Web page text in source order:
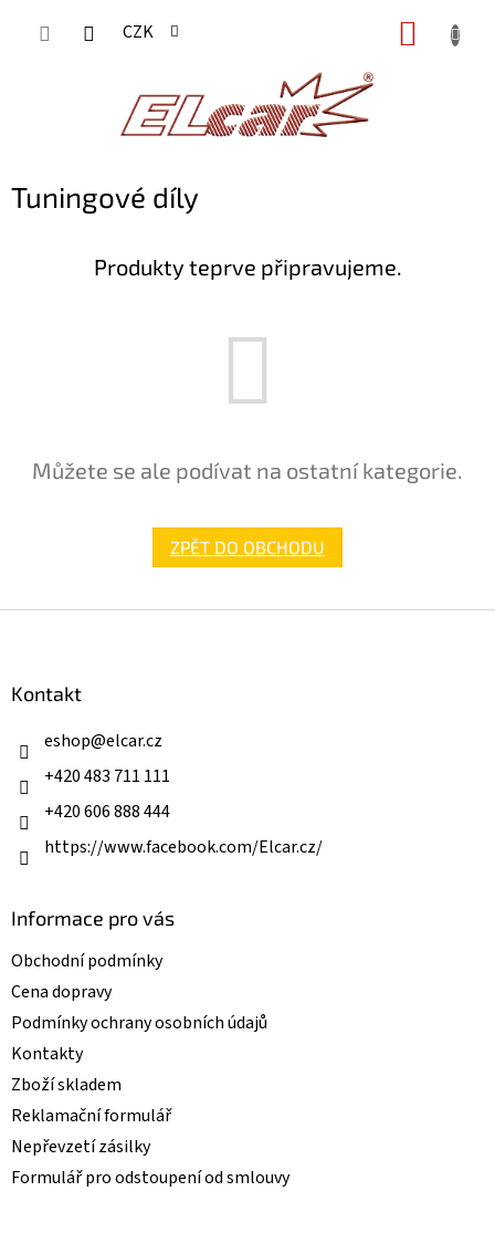
CZK
Tuningové díly
Produkty teprve připravujeme.
Můžete se ale podívat na ostatní kategorie.
ZPĚT DO OBCHODU
Kontakt
eshop@elcar.cz
+420 483 711 111
+420 606 888 444
https://www.facebook.com/Elcar.cz/
Informace pro vás
Obchodní podmínky
Cena dopravy
Podmínky ochrany osobních údajů
Kontakty
Zboží skladem
Reklamační formulář
Nepřevzetí zásilky
Formulář pro odstoupení od smlouvy